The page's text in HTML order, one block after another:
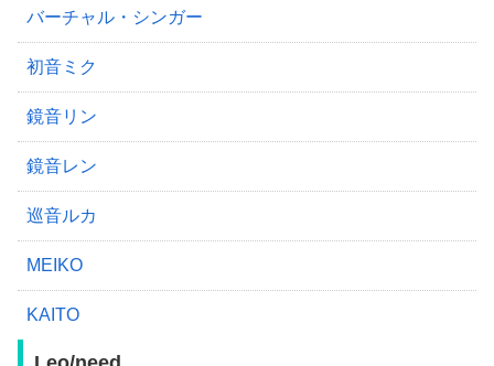
バーチャル・シンガー
初音ミク
鏡音リン
鏡音レン
巡音ルカ
MEIKO
KAITO